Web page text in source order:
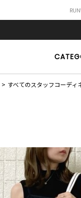
すべてのスタッフコーディ